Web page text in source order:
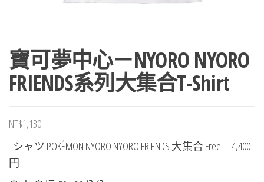
寶可夢中心－NYORO NYORO
FRIENDS系列大集合T-Shirt
NT$1,130
Tシャツ POKÉMON NYORO NYORO FRIENDS 大集合 Free 4,400
円